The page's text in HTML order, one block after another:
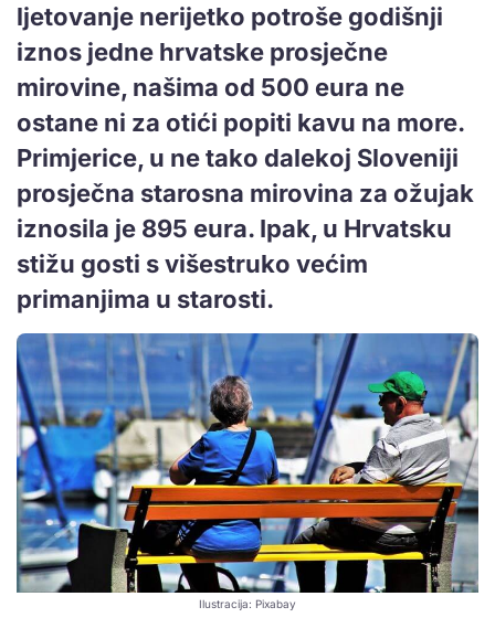
ljetovanje nerijetko potroše godišnji
iznos jedne hrvatske prosječne
mirovine, našima od 500 eura ne
ostane ni za otići popiti kavu na more.
Primjerice, u ne tako dalekoj Sloveniji
prosječna starosna mirovina za ožujak
iznosila je 895 eura. Ipak, u Hrvatsku
stižu gosti s višestruko većim
primanjima u starosti.
Ilustracija: Pixabay